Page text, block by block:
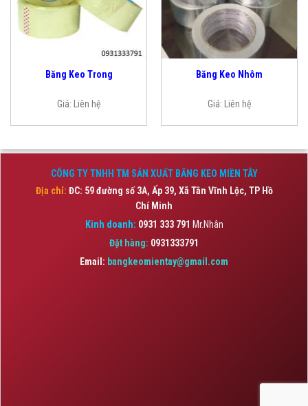
Băng Keo Trong
Giá: Liên hệ
Băng Keo Nhôm
Giá: Liên hệ
CÔNG TY TNHH TM SẢN XUẤT BĂNG KEO MIỀN TÂY
Địa chỉ: ĐC: 59 đường số 3A, Ấp 39, Xã Tân Vĩnh Lộc, TP Hồ
Chí Minh
Kinh doanh: 0931 333 791 Mr.Nhân
Đặt hàng: 0931333791
Email: bangkeomientay@gmail.com